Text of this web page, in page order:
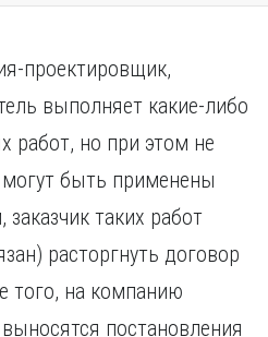
проектировщик,
выполняет какие-либо
работ, но при этом не
быть применены
таких работ
расторгнуть договор
того, на компанию
постановления